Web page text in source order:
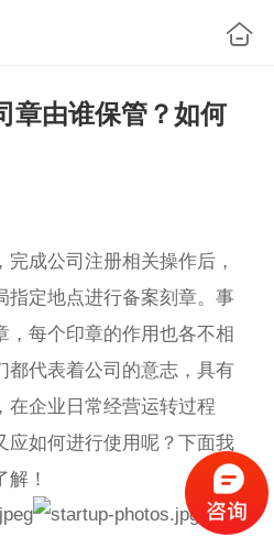
章由谁保管？如何
完成公司注册相关操作后，
指定地点进行备案刻章。事
，每个印章的作用也各不相
都代表着公司的意志，具有
在企业日常经营运转过程
应如何进行使用呢？下面我
了解！